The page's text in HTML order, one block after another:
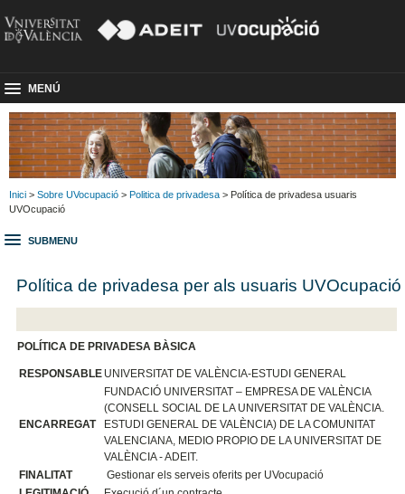
MENÚ
Inici > Sobre UVocupació > Politica de privadesa > Política de privadesa usuaris
UVOcupació
SUBMENU
Política de privadesa per als usuaris UVOcupació
POLÍTICA DE PRIVADESA BÀSICA
RESPONSABLE UNIVERSITAT DE VALÈNCIA-ESTUDI GENERAL
ENCARREGAT
FUNDACIÓ UNIVERSITAT – EMPRESA DE VALÈNCIA
(CONSELL SOCIAL DE LA UNIVERSITAT DE VALÈNCIA.
ESTUDI GENERAL DE VALÈNCIA) DE LA COMUNITAT
VALENCIANA, MEDIO PROPIO DE LA UNIVERSITAT DE
VALÈNCIA - ADEIT.
FINALITAT
Gestionar els serveis oferits per UVocupació